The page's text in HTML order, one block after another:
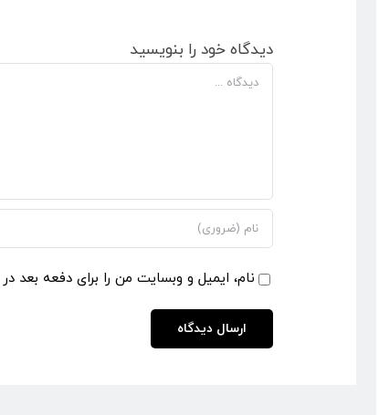
دیدگاه خود را بنویسید
دیدگاه
نام، ایمیل و وبسایت من را برای دفعه بعد